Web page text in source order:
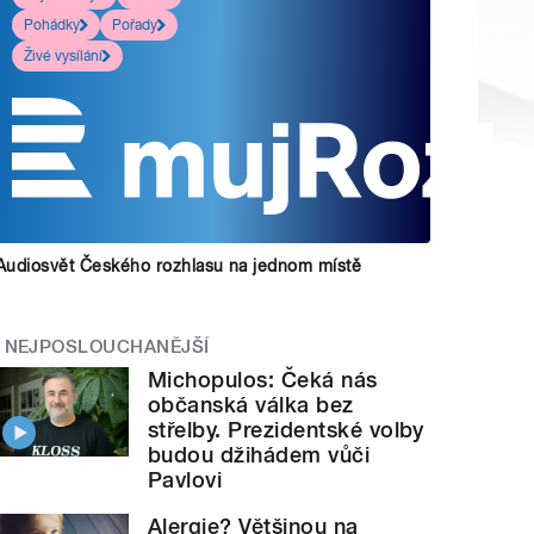
Pohádky
Pořady
Živé vysílání
Českého rozhlasu na jednom místě
NEJPOSLOUCHANĚJŠÍ
Michopulos: Čeká nás
občanská válka bez
střelby. Prezidentské volby
budou džihádem vůči
Pavlovi
Alergie? Většinou na